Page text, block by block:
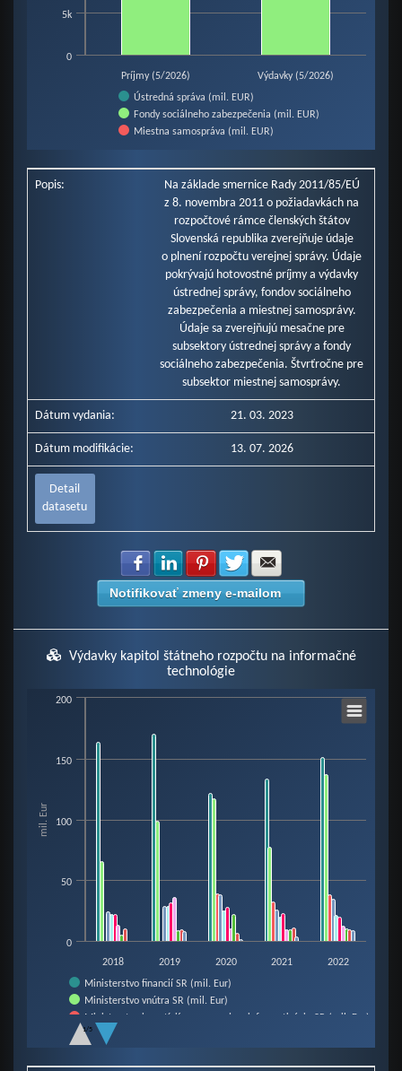
Ústredná správa (mil. EUR)
Fondy sociálneho zabezpečenia (mil. EUR)
Miestna samospráva (mil. EUR)
Príjmy (5/2026) Výdavky (5/2026)
0
5k
Popis:
Na základe smernice Rady 2011/85/EÚ
z 8. novembra 2011 o požiadavkách na
rozpočtové rámce členských štátov
Slovenská republika zverejňuje údaje
o plnení rozpočtu verejnej správy. Údaje
pokrývajú hotovostné príjmy a výdavky
ústrednej správy, fondov sociálneho
zabezpečenia a miestnej samosprávy.
Údaje sa zverejňujú mesačne pre
subsektory ústrednej správy a fondy
sociálneho zabezpečenia. Štvrťročne pre
subsektor miestnej samosprávy.
Dátum vydania: 21. 03. 2023
Dátum modifikácie: 13. 07. 2026
Detail
datasetu
Zdielať na Facebook
Zdielať na LinkedIn
Zdielať na Pinterest
Zdielať na Twitter
Notifikovať zmeny e-mailom
Výdavky kapitol štátneho rozpočtu na informačné
technológie
Chart
Bar chart with 10 data series.
The chart has 1 X axis displaying categories.
The chart has 1 Y axis displaying mil. Eur. Data ranges from 0 to 170.66.
mil. Eur
Ministerstvo financií SR (mil. Eur)
Ministerstvo vnútra SR (mil. Eur)
Ministerstvo investícií, reg. rozvoja a informatizácie SR (mil. Eur)
Ministerstvo práce, sociálnych vecí a rodiny SR (mil. Eur)
1/5
2018 2019 2020 2021 2022
0
50
100
150
200